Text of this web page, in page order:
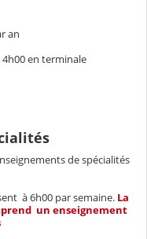
an
4h00 en terminale
de spécialités
à 6h00 par semaine. La
un enseignement